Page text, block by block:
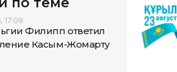
17:09
Филипп ответил
Касым-Жомарту